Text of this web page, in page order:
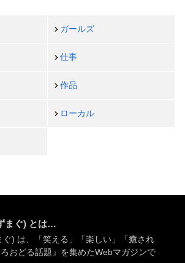
ガールズ
仕事
作品
ローカル
まぐ) とは…
) は、「笑える」「楽しい」「癒され
おどる話題』を集めたWebマガジンで